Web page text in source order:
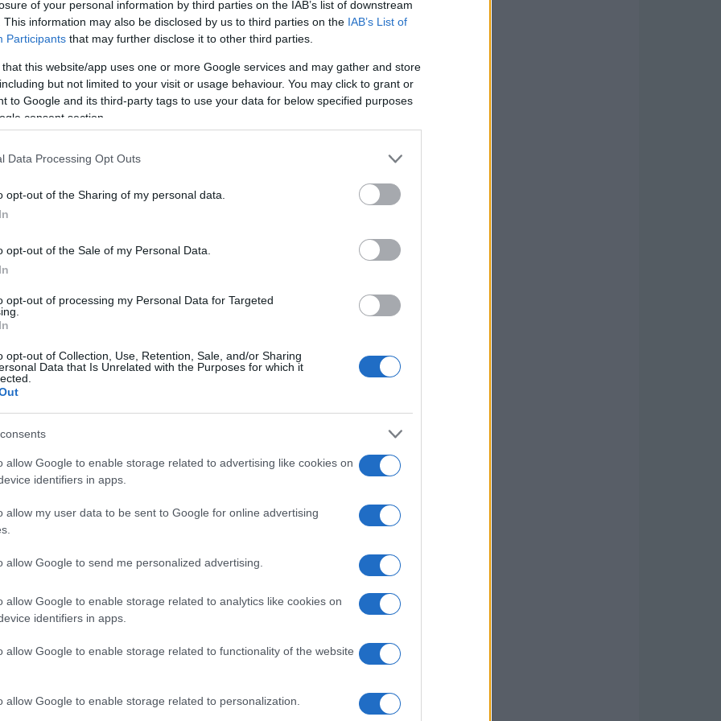
of your personal information by third parties on the IAB’s list of downstream
This information may also be disclosed by us to third parties on the IAB’s List of
Participants that may further disclose it to other third parties.
that this website/app uses one or more Google services and may gather and store
but not limited to your visit or usage behaviour. You may click to grant or
to Google and its third-party tags to use your data for below specified purposes
consent section.
Data Processing Opt Outs
opt-out of the Sharing of my personal data.
opt-out of the Sale of my Personal Data.
opt-out of processing my Personal Data for Targeted
opt-out of Collection, Use, Retention, Sale, and/or Sharing
Data that Is Unrelated with the Purposes for which it
allow Google to enable storage related to advertising like cookies on
identifiers in apps.
allow my user data to be sent to Google for online advertising
allow Google to send me personalized advertising.
allow Google to enable storage related to analytics like cookies on
identifiers in apps.
allow Google to enable storage related to functionality of the website
allow Google to enable storage related to personalization.
sensibilizzare e unire
intera dedicata a eventi in tutto il
partite benefiche, concerti, veleggiate
la realtà della SLA e a sostenere chi vive
di partecipare a una veleggiata solidale
persone che condividono la tua passione e il
è solo un assaggio di quello che accadrà,
che lotta per la consapevolezza.
il simbolo di questa giornata,
affette da SLA. L’hashtag ufficiale,
globale a superare ogni barriera per
della SLA siano diffuse in tutto il
un invito a tutti a partecipare e a far
a questa battaglia?